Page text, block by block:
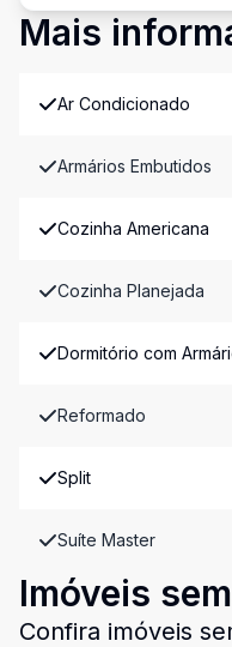
Mais
Ar Condicionado
Armários Embutidos
Cozinha Americana
Cozinha Planejada
Dormitório com
Reformado
Split
Suíte Master
Imóveis
Confira imóveis